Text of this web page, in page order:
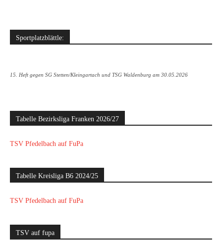
Sportplatzblättle:
15. Heft gegen SG Stetten/Kleingartach und TSG Waldenburg am 30.05.2026
Tabelle Bezirksliga Franken 2026/27
TSV Pfedelbach auf FuPa
Tabelle Kreisliga B6 2024/25
TSV Pfedelbach auf FuPa
TSV auf fupa